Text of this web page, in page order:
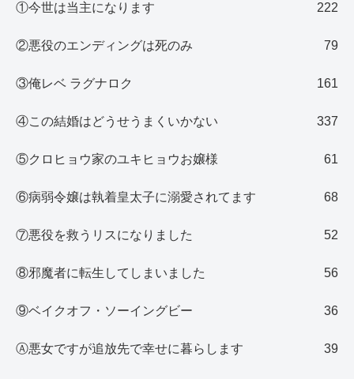
①今世は当主になります 222
②悪役のエンディングは死のみ 79
③俺レベ ラグナロク 161
④この結婚はどうせうまくいかない 337
⑤クロヒョウ家のユキヒョウお嬢様 61
⑥病弱令嬢は執着皇太子に溺愛されてます 68
⑦悪役を救うリスになりました 52
⑧邪魔者に転生してしまいました 56
⑨ベイクオフ・ソーイングビー 36
Ⓐ悪女ですが追放先で幸せに暮らします 39